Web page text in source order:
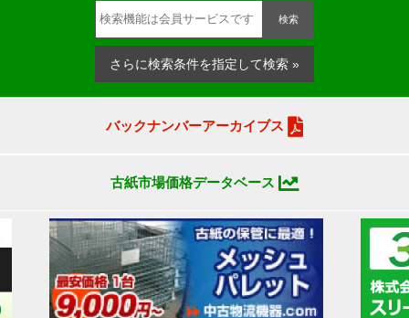
検索
さらに検索条件を指定して検索 »
バックナンバーアーカイブス
古紙市場価格データベース